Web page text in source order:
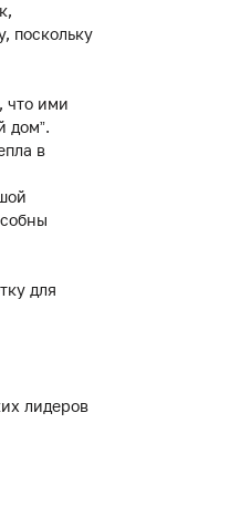
поскольку
что ими
дом”.
в
для
лидеров